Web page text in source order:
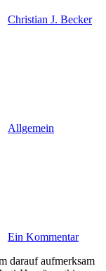
Christian J. Becker
Allgemein
Ein Kommentar
darauf aufmerksam